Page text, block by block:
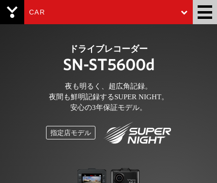
CAR
ドライブレコーダー
SN-ST5600d
夜も明るく、超広角記録。
夜間も鮮明記録するSUPER NIGHT。
安心の3年保証モデル。
指定店モデル